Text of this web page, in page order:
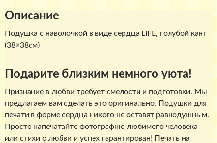
LIFE,
голубой
кант
(38х38см)
Описание
Подушка с наволочкой в виде сердца LIFE, голубой кант
(38×38см)
Подарите близким немного уюта!
Признание в любви требует смелости и подготовки. Мы
предлагаем вам сделать это оригинально. Подушки для
печати в форме сердца никого не оставят равнодушным.
Просто напечатайте фотографию любимого человека
или стихи о любви и успех гарантирован! Печать на